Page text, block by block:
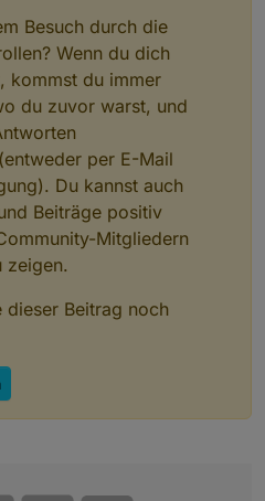
Besuch durch die
Wenn du dich
kommst du immer
du zuvor warst, und
per E-Mail
Du kannst auch
Beiträge positiv
Mitgliedern
zeigen.
dieser Beitrag noch